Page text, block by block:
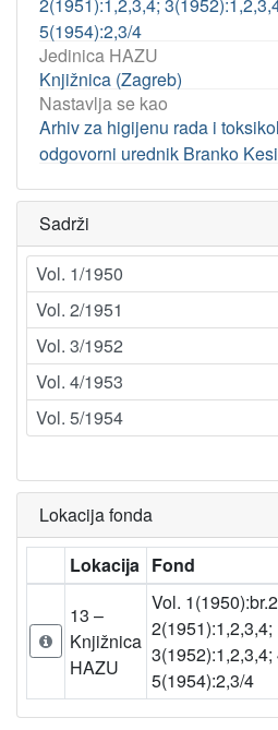
5(1954):2,3/4
Jedinica HAZU
Knjižnica (Zagreb)
Nastavlja se kao
Arhiv za higijenu rada i
odgovorni urednik Branko
Sadrži
Vol. 1/1950
Vol. 2/1951
Vol. 3/1952
Vol. 4/1953
Vol. 5/1954
Lokacija fonda
Lokacija Fond
13 –
Knjižnica
HAZU
Vol.
2(1951):1,2,3,4;
3(1952):1,2,3,4;
5(1954):2,3/4